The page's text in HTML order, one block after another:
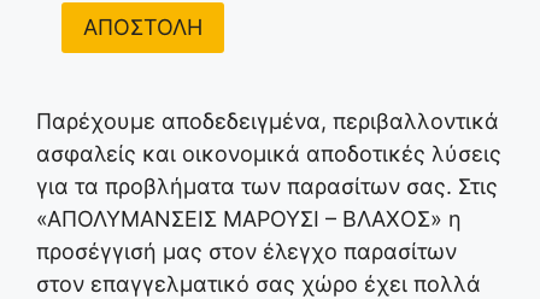
ΑΠΟΣΤΟΛΗ
Παρέχουμε αποδεδειγμένα, περιβαλλοντικά
ασφαλείς και οικονομικά αποδοτικές λύσεις
για τα προβλήματα των παρασίτων σας. Στις
«ΑΠΟΛΥΜΑΝΣΕΙΣ ΜΑΡΟΥΣΙ – ΒΛΑΧΟΣ» η
προσέγγισή μας στον έλεγχο παρασίτων
στον επαγγελματικό σας χώρο έχει πολλά